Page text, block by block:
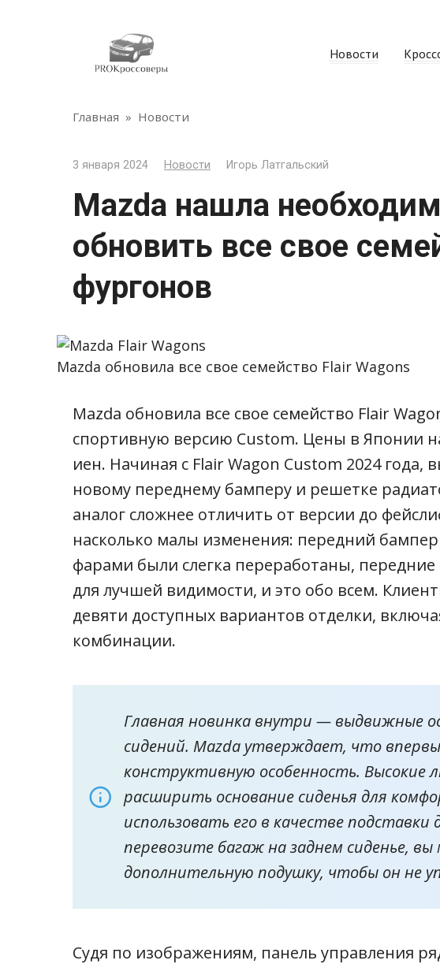
Новости
Главная » Новости
3 января 2024 Новости Игорь Латгальский
Mazda нашла
обновить все свое
фургонов
Mazda обновила все свое семейство Flair Wagons
Mazda обновила все свое семейство Flair
спортивную версию Custom. Цены в Японии
иен. Начиная с Flair Wagon Custom 2024 года,
новому переднему бамперу и решетке
аналог сложнее отличить от версии до
насколько малы изменения: передний
фарами были слегка переработаны,
для лучшей видимости, и это обо всем.
девяти доступных вариантов отделки,
комбинации.
Главная новинка внутри — выдвижные
сидений. Mazda утверждает, что
конструктивную особенность. Высокие
расширить основание сиденья для
использовать его в качестве подставки
перевозите багаж на заднем сиденье,
дополнительную подушку, чтобы он не
Судя по изображениям, панель управления